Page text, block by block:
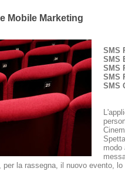
Mobile Marketing
SMS
SMS
SMS
SMS
SMS
modo
per la rassegna, il nuovo evento,